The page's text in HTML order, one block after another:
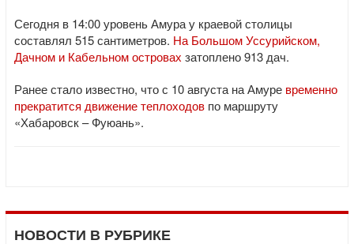
Сегодня в 14:00 уровень Амура у краевой столицы
составлял 515 сантиметров. На Большом Уссурийском,
Дачном и Кабельном островах затоплено 913 дач.
Ранее стало известно, что с 10 августа на Амуре временно
прекратится движение теплоходов по маршруту
«Хабаровск – Фуюань».
НОВОСТИ В РУБРИКЕ